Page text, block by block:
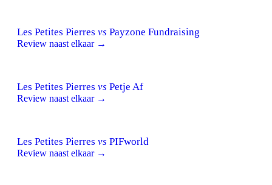
Les Petites Pierres vs Payzone Fundraising
Review naast elkaar →
Les Petites Pierres vs Petje Af
Review naast elkaar →
Les Petites Pierres vs PIFworld
Review naast elkaar →